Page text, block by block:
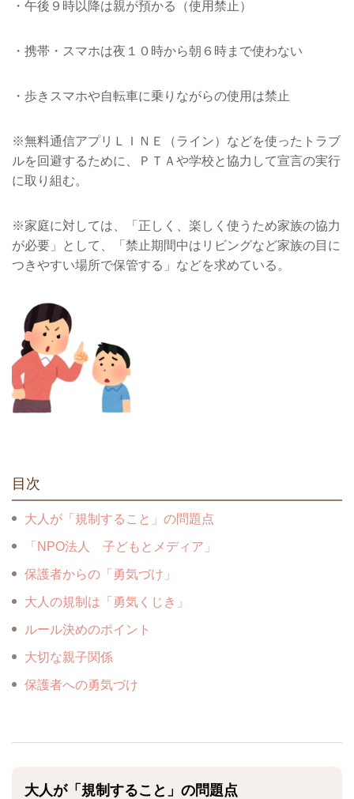
・午後９時以降は親が預かる（使用禁止）
・携帯・スマホは夜１０時から朝６時まで使わない
・歩きスマホや自転車に乗りながらの使用は禁止
※無料通信アプリＬＩＮＥ（ライン）などを使ったトラブ
ルを回避するために、ＰＴＡや学校と協力して宣言の実行
に取り組む。
※家庭に対しては、「正しく、楽しく使うため家族の協力
が必要」として、「禁止期間中はリビングなど家族の目に
つきやすい場所で保管する」などを求めている。
目次
大人が「規制すること」の問題点
「NPO法人 子どもとメディア」
保護者からの「勇気づけ」
大人の規制は「勇気くじき」
ルール決めのポイント
大切な親子関係
保護者への勇気づけ
大人が「規制すること」の問題点